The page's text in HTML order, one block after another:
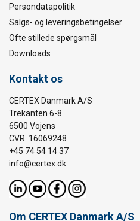
Persondatapolitik
Salgs- og leveringsbetingelser
Ofte stillede spørgsmål
Downloads
Kontakt os
CERTEX Danmark A/S
Trekanten 6-8
6500 Vojens
CVR: 16069248
+45 74 54 14 37
info@certex.dk
Om CERTEX Danmark A/S